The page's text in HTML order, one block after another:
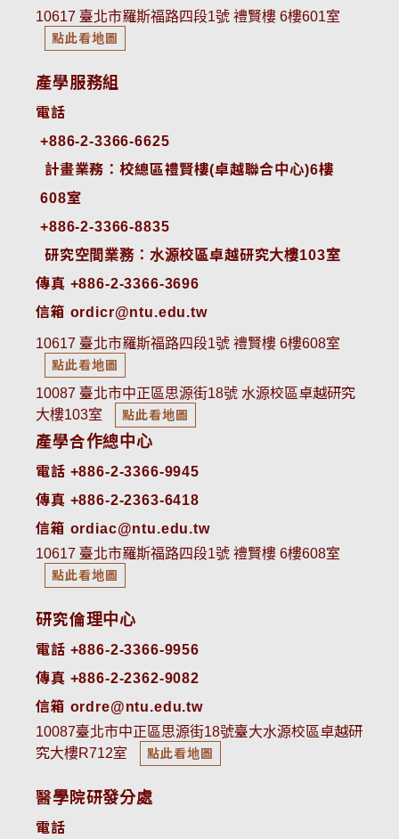
10617 臺北市羅斯福路四段1號 禮賢樓 6樓601室
點此看地圖
產學服務組
電話
+886-2-3366-6625
計畫業務：校總區禮賢樓(卓越聯合中心)6樓
608室
+886-2-3366-8835
研究空間業務：水源校區卓越研究大樓103室
傳真 +886-2-3366-3696
信箱 ordicr@ntu.edu.tw
10617 臺北市羅斯福路四段1號 禮賢樓 6樓608室
點此看地圖
10087 臺北市中正區思源街18號 水源校區卓越研究
大樓103室
點此看地圖
產學合作總中心
電話 +886-2-3366-9945
傳真 +886-2-2363-6418
信箱 ordiac@ntu.edu.tw
10617 臺北市羅斯福路四段1號 禮賢樓 6樓608室
點此看地圖
研究倫理中心
電話 +886-2-3366-9956
傳真 +886-2-2362-9082
信箱 ordre@ntu.edu.tw
10087臺北市中正區思源街18號臺大水源校區卓越研
究大樓R712室
點此看地圖
醫學院研發分處
電話